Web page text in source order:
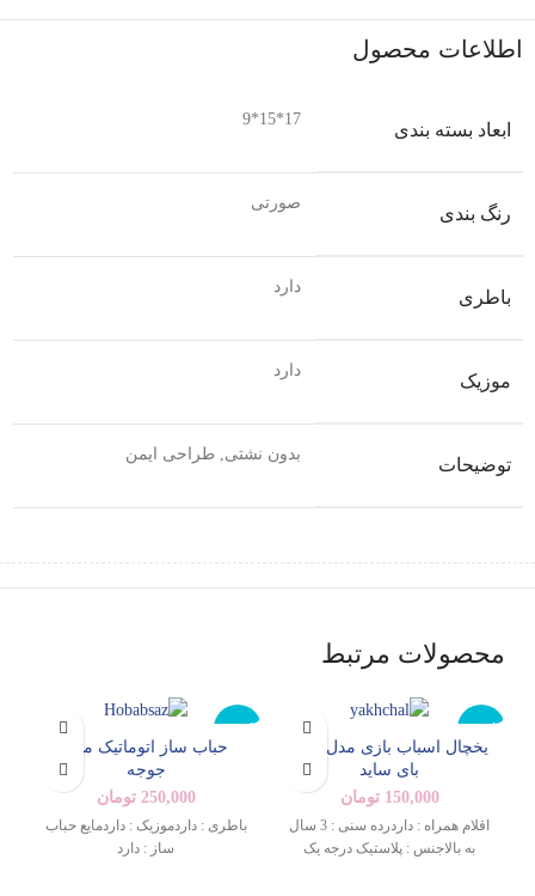
اطلاعات محصول
ابعاد بسته بندی
17*15*9
رنگ بندی
صورتی
باطری
دارد
موزیک
دارد
توضیحات
بدون نشتی, طراحی ایمن
محصولات مرتبط
ناموجود
یخچال اسباب بازی مدل ساید
بای ساید
150,000 تومان
اقلام همراه : داردرده سنی : 3 سال
به بالاجنس : پلاستیک درجه یک
ناموجود
حباب ساز اتوماتیک مدل
جوجه
250,000 تومان
باطری : داردموزیک : داردمایع حباب
ساز : دارد